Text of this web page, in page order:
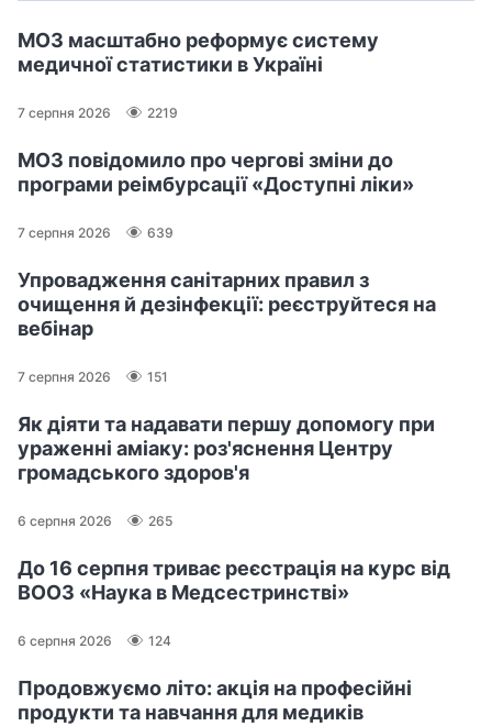
МОЗ масштабно реформує систему
медичної статистики в Україні
7 серпня 2026 2219
МОЗ повідомило про чергові зміни до
програми реімбурсації «Доступні ліки»
7 серпня 2026 639
Упровадження санітарних правил з
очищення й дезінфекції: реєструйтеся на
вебінар
7 серпня 2026 151
Як діяти та надавати першу допомогу при
ураженні аміаку: роз'яснення Центру
громадського здоров'я
6 серпня 2026 265
До 16 серпня триває реєстрація на курс від
ВООЗ «Наука в Медсестринстві»
6 серпня 2026 124
Продовжуємо літо: акція на професійні
продукти та навчання для медиків